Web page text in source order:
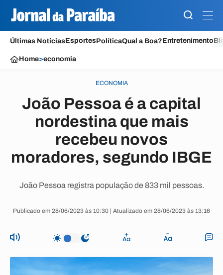
Últimas NotíciasEsportesPolíticaQual a Boa?Entretenimento
Home>economia
ECONOMIA
João Pessoa é a capital
nordestina que mais
recebeu novos
moradores, segundo IBGE
João Pessoa registra população de 833 mil pessoas.
Publicado em 28/06/2023 às 10:30 | Atualizado em 28/06/2023 às 13:16